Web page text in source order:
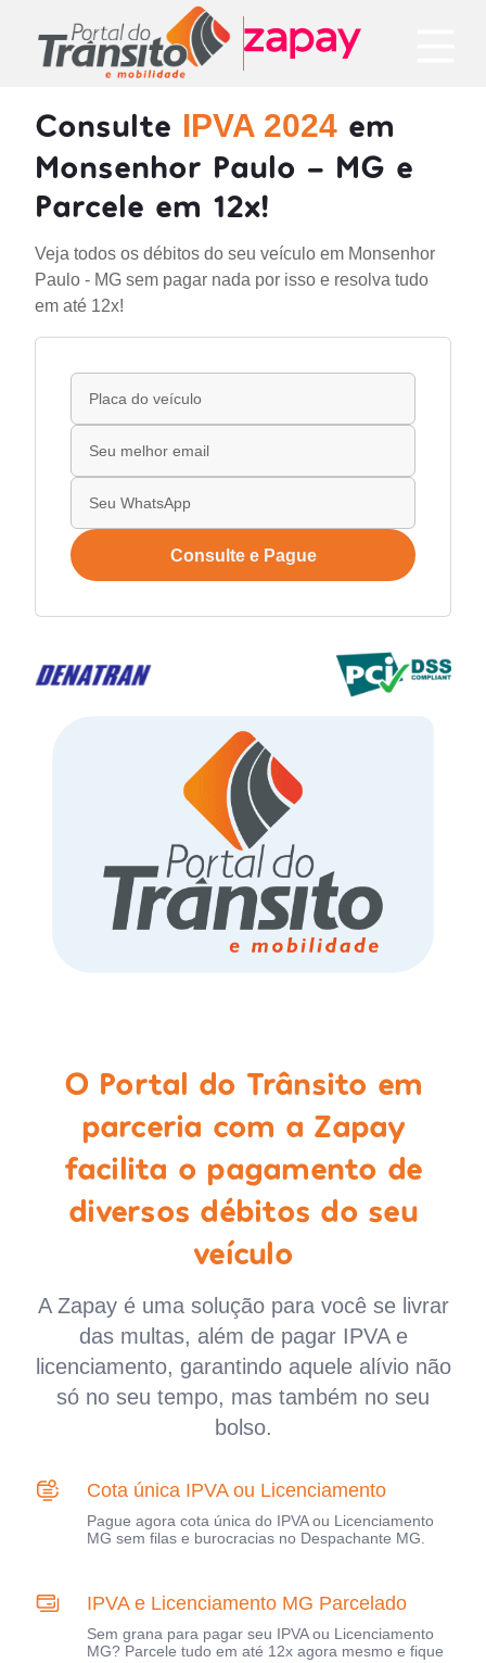
Consulte IPVA 2024 em
Monsenhor Paulo - MG e
Parcele em 12x!
Veja todos os débitos do seu veículo em Monsenhor
Paulo - MG sem pagar nada por isso e resolva tudo
em até 12x!
Consulte e Pague
O Portal do Trânsito em
parceria com a Zapay
facilita o pagamento de
diversos débitos do seu
veículo
A Zapay é uma solução para você se livrar
das multas, além de pagar IPVA e
licenciamento, garantindo aquele alívio não
só no seu tempo, mas também no seu
bolso.
Cota única IPVA ou Licenciamento
Pague agora cota única do IPVA ou Licenciamento
MG sem filas e burocracias no Despachante MG.
IPVA e Licenciamento MG Parcelado
Sem grana para pagar seu IPVA ou Licenciamento
MG? Parcele tudo em até 12x agora mesmo e fique